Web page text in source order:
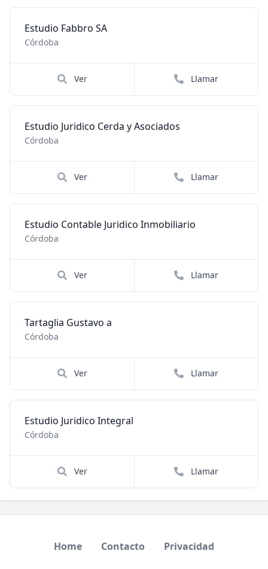
Estudio Fabbro SA
Córdoba
Ver Llamar
Estudio Juridico Cerda y Asociados
Córdoba
Ver Llamar
Estudio Contable Juridico Inmobiliario
Córdoba
Ver Llamar
Tartaglia Gustavo a
Córdoba
Ver Llamar
Estudio Juridico Integral
Córdoba
Ver Llamar
Home Contacto Privacidad